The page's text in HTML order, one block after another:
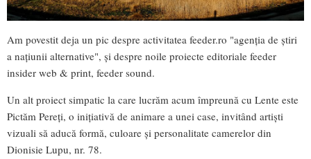
Am povestit deja un pic despre activitatea feeder.ro "agenția de știri
a națiunii alternative", și despre noile proiecte editoriale feeder
insider web & print, feeder sound.
Un alt proiect simpatic la care lucrăm acum împreună cu Lente este
Pictăm Pereți, o inițiativă de animare a unei case, invitând artiști
vizuali să aducă formă, culoare și personalitate camerelor din
Dionisie Lupu, nr. 78.